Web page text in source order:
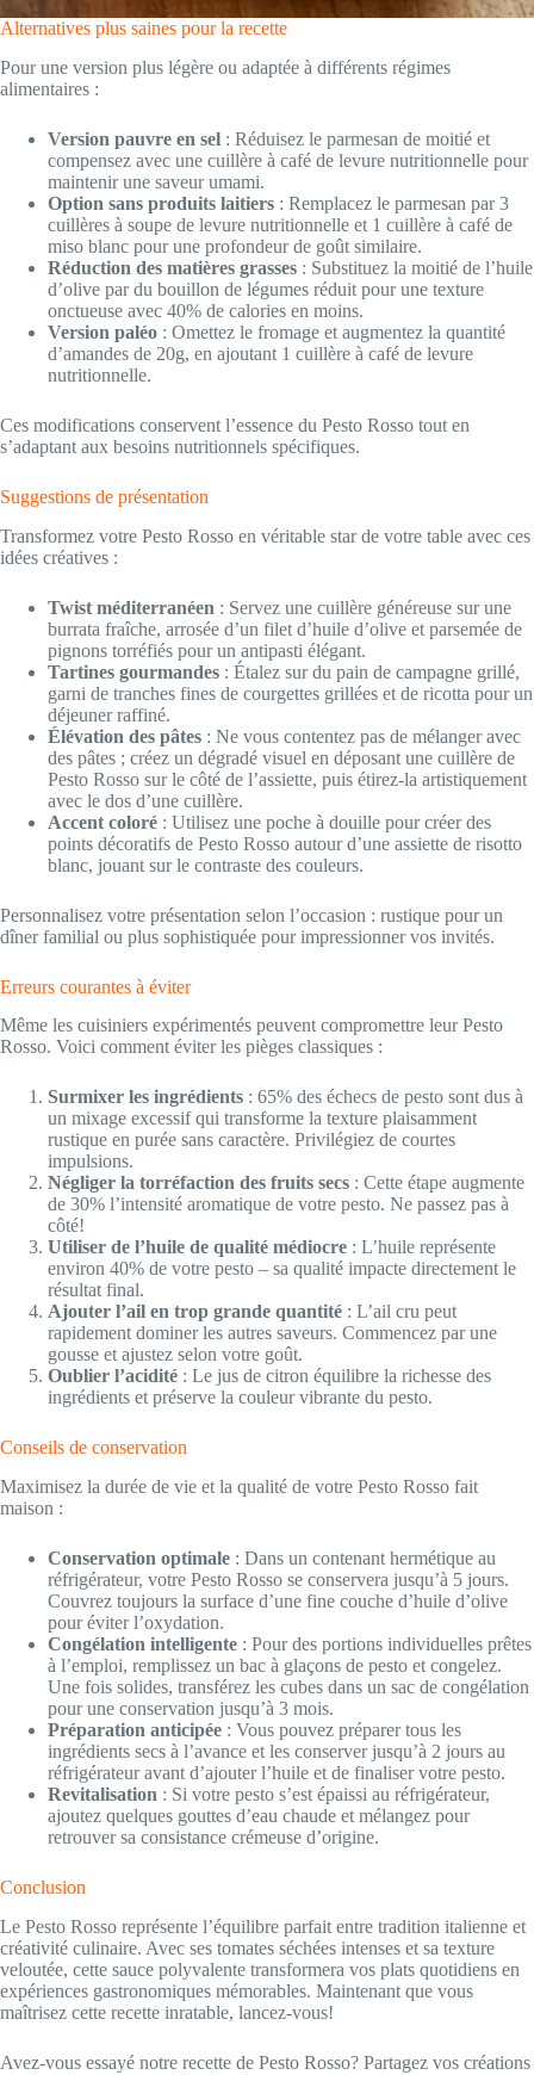
Alternatives plus saines pour la recette
Pour une version plus légère ou adaptée à différents régimes
alimentaires :
Version pauvre en sel : Réduisez le parmesan de moitié et
compensez avec une cuillère à café de levure nutritionnelle pour
maintenir une saveur umami.
Option sans produits laitiers : Remplacez le parmesan par 3
cuillères à soupe de levure nutritionnelle et 1 cuillère à café de
miso blanc pour une profondeur de goût similaire.
Réduction des matières grasses : Substituez la moitié de l’huile
d’olive par du bouillon de légumes réduit pour une texture
onctueuse avec 40% de calories en moins.
Version paléo : Omettez le fromage et augmentez la quantité
d’amandes de 20g, en ajoutant 1 cuillère à café de levure
nutritionnelle.
Ces modifications conservent l’essence du Pesto Rosso tout en
s’adaptant aux besoins nutritionnels spécifiques.
Suggestions de présentation
Transformez votre Pesto Rosso en véritable star de votre table avec ces
idées créatives :
Twist méditerranéen : Servez une cuillère généreuse sur une
burrata fraîche, arrosée d’un filet d’huile d’olive et parsemée de
pignons torréfiés pour un antipasti élégant.
Tartines gourmandes : Étalez sur du pain de campagne grillé,
garni de tranches fines de courgettes grillées et de ricotta pour un
déjeuner raffiné.
Élévation des pâtes : Ne vous contentez pas de mélanger avec
des pâtes ; créez un dégradé visuel en déposant une cuillère de
Pesto Rosso sur le côté de l’assiette, puis étirez-la artistiquement
avec le dos d’une cuillère.
Accent coloré : Utilisez une poche à douille pour créer des
points décoratifs de Pesto Rosso autour d’une assiette de risotto
blanc, jouant sur le contraste des couleurs.
Personnalisez votre présentation selon l’occasion : rustique pour un
dîner familial ou plus sophistiquée pour impressionner vos invités.
Erreurs courantes à éviter
Même les cuisiniers expérimentés peuvent compromettre leur Pesto
Rosso. Voici comment éviter les pièges classiques :
Surmixer les ingrédients : 65% des échecs de pesto sont dus à
un mixage excessif qui transforme la texture plaisamment
rustique en purée sans caractère. Privilégiez de courtes
impulsions.
Négliger la torréfaction des fruits secs : Cette étape augmente
de 30% l’intensité aromatique de votre pesto. Ne passez pas à
côté!
Utiliser de l’huile de qualité médiocre : L’huile représente
environ 40% de votre pesto – sa qualité impacte directement le
résultat final.
Ajouter l’ail en trop grande quantité : L’ail cru peut
rapidement dominer les autres saveurs. Commencez par une
gousse et ajustez selon votre goût.
Oublier l’acidité : Le jus de citron équilibre la richesse des
ingrédients et préserve la couleur vibrante du pesto.
Conseils de conservation
Maximisez la durée de vie et la qualité de votre Pesto Rosso fait
maison :
Conservation optimale : Dans un contenant hermétique au
réfrigérateur, votre Pesto Rosso se conservera jusqu’à 5 jours.
Couvrez toujours la surface d’une fine couche d’huile d’olive
pour éviter l’oxydation.
Congélation intelligente : Pour des portions individuelles prêtes
à l’emploi, remplissez un bac à glaçons de pesto et congelez.
Une fois solides, transférez les cubes dans un sac de congélation
pour une conservation jusqu’à 3 mois.
Préparation anticipée : Vous pouvez préparer tous les
ingrédients secs à l’avance et les conserver jusqu’à 2 jours au
réfrigérateur avant d’ajouter l’huile et de finaliser votre pesto.
Revitalisation : Si votre pesto s’est épaissi au réfrigérateur,
ajoutez quelques gouttes d’eau chaude et mélangez pour
retrouver sa consistance crémeuse d’origine.
Conclusion
Le Pesto Rosso représente l’équilibre parfait entre tradition italienne et
créativité culinaire. Avec ses tomates séchées intenses et sa texture
veloutée, cette sauce polyvalente transformera vos plats quotidiens en
expériences gastronomiques mémorables. Maintenant que vous
maîtrisez cette recette inratable, lancez-vous!
Avez-vous essayé notre recette de Pesto Rosso? Partagez vos créations